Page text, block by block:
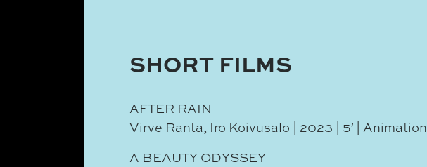
SHORT FILMS
AFTER RAIN
Virve Ranta, Iro Koivusalo | 2023 | 5′ | Animation
A BEAUTY ODYSSEY